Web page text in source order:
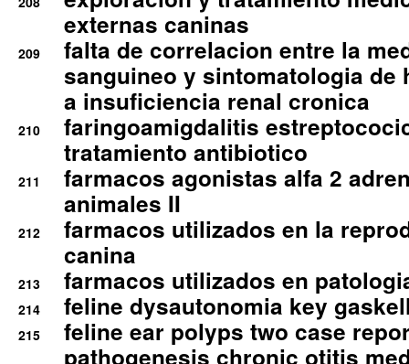
externas caninas
209
falta de correlacion entre la
sanguineo y sintomatologia de
a insuficiencia renal cronica
210
faringoamigdalitis
tratamiento antibiotico
211
farmacos agonistas alfa 2
animales II
212
farmacos utilizados en la
canina
213 farmacos utilizados en
214 feline dysautonomia key
215
feline ear polyps two case
pathogenesis chronic otitis